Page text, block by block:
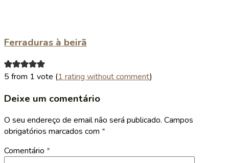
Ferraduras à beirã
5 from 1 vote (1 rating without comment)
Deixe um comentário
O seu endereço de email não será publicado. Campos
obrigatórios marcados com *
Comentário *